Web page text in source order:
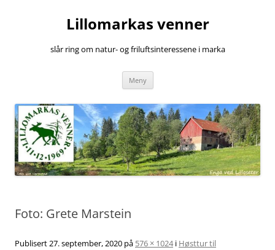
Lillomarkas venner
slår ring om natur- og friluftsinteressene i marka
Meny
Foto: Grete Marstein
Publisert27. september, 2020 på 576 × 1024i Høsttur til